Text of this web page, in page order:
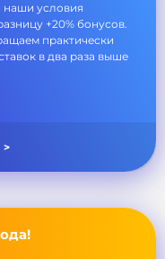
наши условия
+20% бонусов.
практически
в два раза выше